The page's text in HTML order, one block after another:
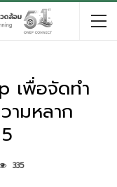
เพื่อจัดทำ
ามหลาก
335